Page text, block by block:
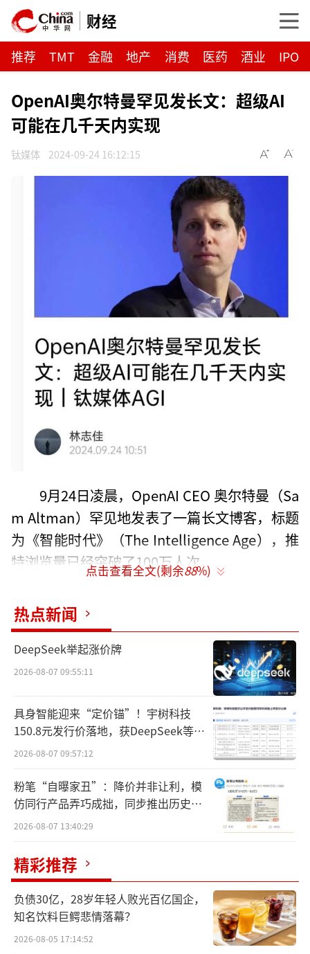
财经
推荐 TMT 金融 地产 消费 医药 酒业 IPO
OpenAI奥尔特曼罕见发长文：超级AI
可能在几千天内实现
钛媒体 2024-09-24 16:12:15
9月24日凌晨，OpenAI CEO 奥尔特曼（Sa
m Altman）罕见地发表了一篇长文博客，标题
为《智能时代》（The Intelligence Age），推
特浏览量已经突破了100万人次。
能够完成前人认为不可能的事情。AI将成为解
决难题的工具，帮助我们构建新的支撑结构。
人人拥有一支AI团队将成为可能，能够提供个
性化指导和创造。他还做出预测，超级AI有可
能在未来几千天内完成（PS：这个天数的变数
可太大了）。
在奥尔特曼看来，深度学习路线将会成为
进入超级智能时代的钥匙。而在这个过程中，
降低算力成本和建立基础设施对于普及AI至关
重要。
“我们今天所做的许多工作，在几百年前
的人们看来都是浪费时间的琐碎之事，但没有
人会在回顾过去时，希望自己是一名点燃街灯
的灯夫。
点击查看全文(剩余88%)
热点新闻
DeepSeek举起涨价牌
2026-08-07 09:55:11
具身智能迎来“定价锚”！宇树科技
150.8元发行价落地，获DeepSeek等豪
华战配加持
2026-08-07 09:57:12
粉笔“自曝家丑”：降价并非让利，模
仿同行产品弄巧成拙，同步推出历史学
员退费方案
2026-08-07 13:40:29
精彩推荐
负债30亿，28岁年轻人败光百亿国企，
知名饮料巨鳄悲情落幕？
2026-08-05 17:14:52